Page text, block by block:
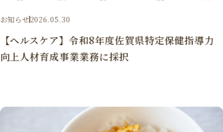
お知らせ2026.05.30
【ヘルスケア】令和8年度佐賀県特定保健指導力
向上人材育成事業業務に採択